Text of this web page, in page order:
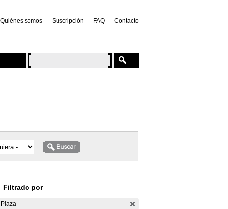
Quiénes somos Suscripción FAQ Contacto
Filtrado por
Plaza